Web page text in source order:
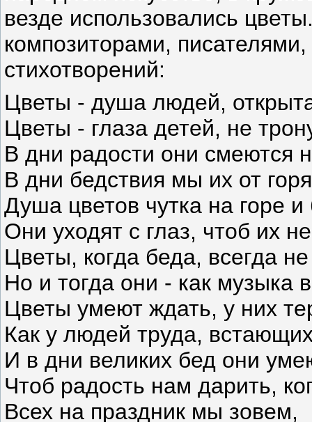
везде использовались
композиторами,
стихотворений:
Цветы - душа людей,
Цветы - глаза детей, не
В дни радости они смеются
В дни бедствия мы их от
Душа цветов чутка на горе и
Они уходят с глаз, чтоб их
Цветы, когда беда, всегда
Но и тогда они - как музыка
Цветы умеют ждать, у них
Как у людей труда,
И в дни великих бед они
Чтоб радость нам дарить,
Всех на праздник мы зовем,